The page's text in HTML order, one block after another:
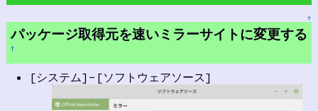
↑
パッケージ取得元を速いミラーサイトに変更する
†
[システム]-[ソフトウェアソース]